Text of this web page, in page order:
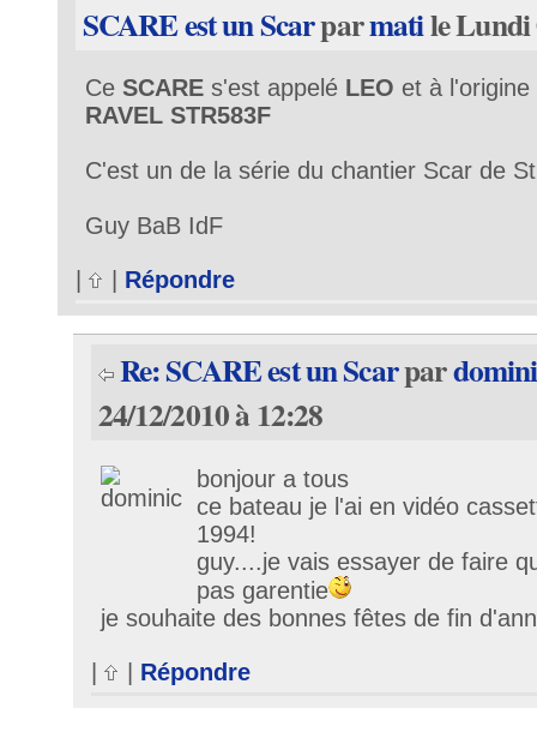
SCARE est un Scarparmatile Lundi
Ce SCAREs'est appelé LEO et à
RAVEL STR583F
C'est un de la série du chantier Scar de
Guy BaB IdF
Répondre
Re: SCARE est un Scarpar
24/12/2010 à 12:28
bonjour a tous
ce bateau je l'ai en vidéo
1994!
guy....je vais essayer de faire
pas garentie
je souhaite des bonnes fêtes de fin
Répondre